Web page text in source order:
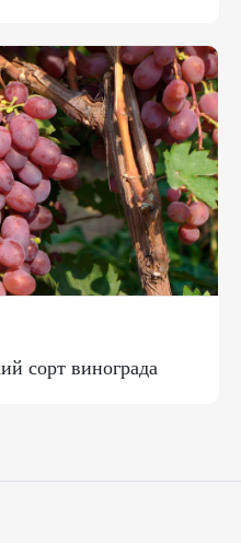
сорт винограда